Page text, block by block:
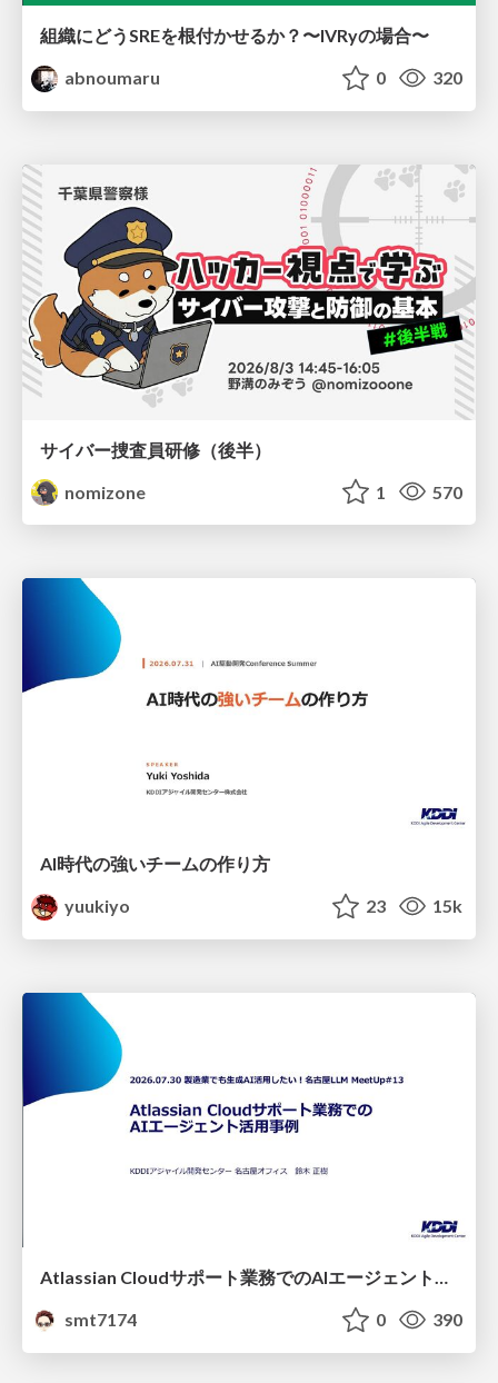
組織にどうSREを根付かせるか？〜IVRyの場合〜
abnoumaru
0 320
サイバー捜査員研修（後半）
nomizone
1 570
AI時代の強いチームの作り方
yuukiyo
23 15k
Atlassian Cloudサポート業務でのAIエージェント活用事例
smt7174
0 390